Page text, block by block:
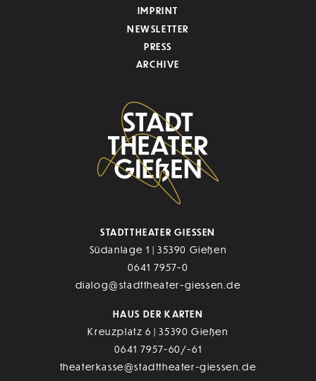
IMPRINT
NEWSLETTER
PRESS
ARCHIVE
STADTTHEATER GIESSEN
Südanlage 1 | 35390 Gießen
0641 7957-0
dialog@stadttheater-giessen.de
HAUS DER KARTEN
Kreuzplatz 6 | 35390 Gießen
0641 7957-60/-61
theaterkasse@stadttheater-giessen.de